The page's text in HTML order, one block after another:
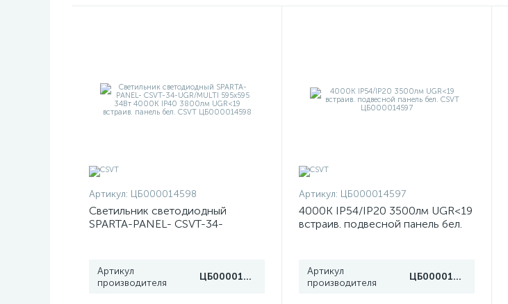
Артикул: ЦБ000014598
Светильник светодиодный
SPARTA-PANEL- CSVT-34-
Артикул
производителя
ЦБ000014598
Артикул: ЦБ000014597
4000К IP54/IP20 3500лм UGR<19
встраив. подвесной панель бел.
Артикул
производителя
ЦБ000014597